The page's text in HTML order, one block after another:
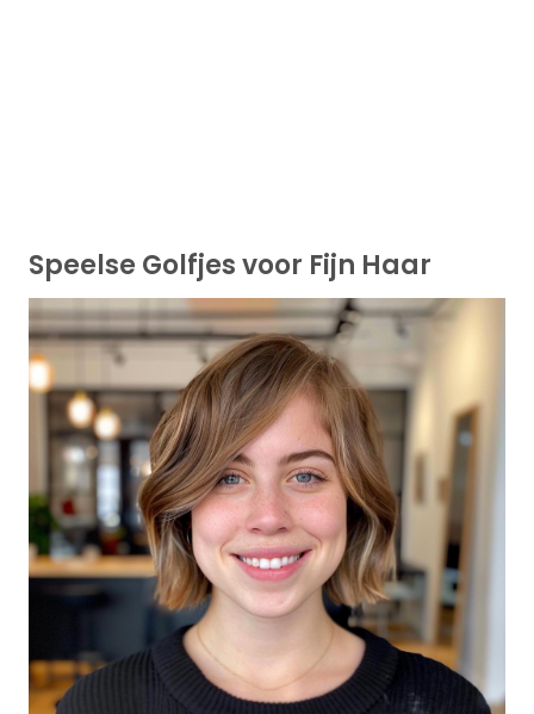
Speelse Golfjes voor Fijn Haar